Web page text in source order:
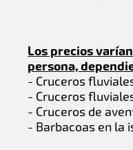
Los precios
persona,
- Cruceros
- Cruceros
- Cruceros de
- Barbacoas en la